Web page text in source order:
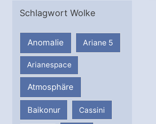
Schlagwort Wolke
Anomalie Ariane 5
Arianespace
Atmosphäre
Baikonur Cassini